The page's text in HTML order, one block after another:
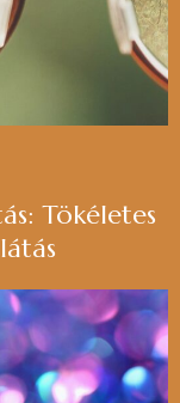
Tökéletes